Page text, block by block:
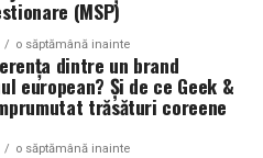
ovarieni la puncție
cu lichidul toxic din
52 kWh baterii LiFePO4
24 kW
transport:3 × 2,5
(MSP)
o săptămână inainte
dintre un brand
european? Și de ce Geek &
trăsături coreene
o săptămână inainte